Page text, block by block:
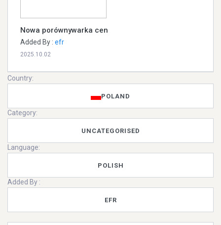
Nowa porównywarka cen
Added By : efr
2025.10.02
Country:
POLAND
Category:
UNCATEGORISED
Language:
POLISH
Added By :
EFR